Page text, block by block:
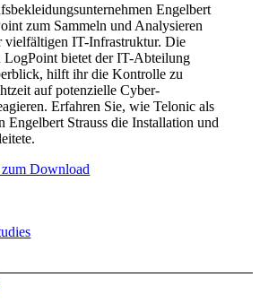
Engelbert
zum Sammeln und Analysieren
vielfältigen IT-Infrastruktur. Die
bietet der IT-Abteilung
hilft ihr die Kontrolle zu
auf potenzielle Cyber-
Erfahren Sie, wie Telonic als
Engelbert Strauss die Installation und
Download